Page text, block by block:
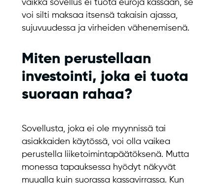
vaikka sovellus ei tuota euroja kassaan, se
voi silti maksaa itsensä takaisin ajassa,
sujuvuudessa ja virheiden vähenemisenä.
Miten perustellaan
investointi, joka ei tuota
suoraan rahaa?
Sovellusta, joka ei ole myynnissä tai
asiakkaiden käytössä, voi olla vaikea
perustella liiketoimintapäätöksenä. Mutta
monessa tapauksessa hyödyt näkyvät
muualla kuin suorassa kassavirrassa. Kun